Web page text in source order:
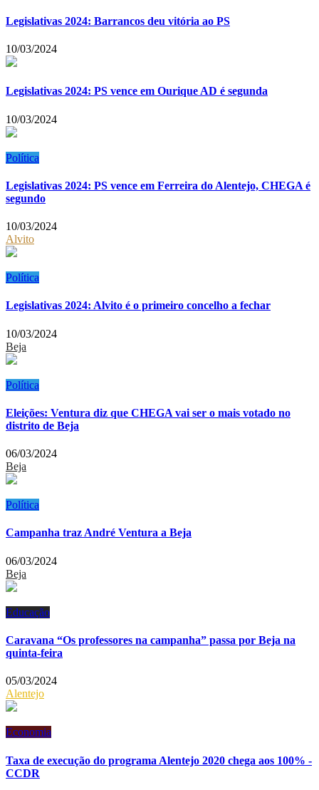
Legislativas 2024: Barrancos deu vitória ao PS
10/03/2024
Legislativas 2024: PS vence em Ourique AD é segunda
10/03/2024
Política
Legislativas 2024: PS vence em Ferreira do Alentejo, CHEGA é
segundo
10/03/2024
Alvito
Política
Legislativas 2024: Alvito é o primeiro concelho a fechar
10/03/2024
Beja
Política
Eleições: Ventura diz que CHEGA vai ser o mais votado no
distrito de Beja
06/03/2024
Beja
Política
Campanha traz André Ventura a Beja
06/03/2024
Beja
Educação
Caravana “Os professores na campanha” passa por Beja na
quinta-feira
05/03/2024
Alentejo
Economia
Taxa de execução do programa Alentejo 2020 chega aos 100% -
CCDR